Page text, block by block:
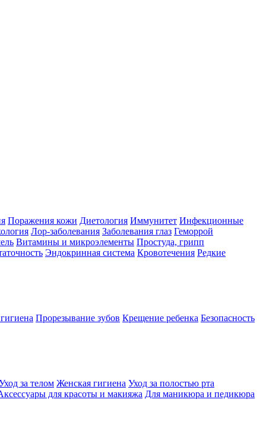
Поражения кожи Диетология Иммунитет Инфекционные
Лор-заболевания Заболевания глаз Геморрой
Витамины и микроэлементы Простуда, грипп
Эндокринная система Кровотечения Редкие
Прорезывание зубов Крещение ребенка Безопасность
за телом Женская гигиена Уход за полостью рта
для красоты и макияжа Для маникюра и педикюра